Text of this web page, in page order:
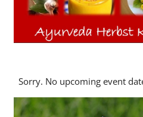
Sorry. No upcoming event